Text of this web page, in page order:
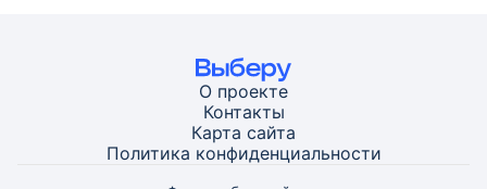
О проекте
Контакты
Карта сайта
Политика конфиденциальности